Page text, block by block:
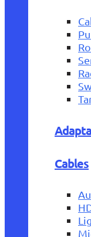
Cables